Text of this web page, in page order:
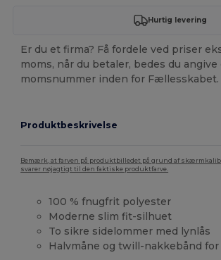
Hurtig levering
Er du et firma? Få fordele ved priser
moms, når du betaler, bedes du angive
momsnummer inden for Fællesskabet.
Produktbeskrivelse
Bemærk, at farven på produktbilledet på grund af
svarer nøjagtigt til den faktiske produktfarve.
100 % fnugfrit polyester
Moderne slim fit-silhuet
To sikre sidelommer med lynlås
Halvmåne og twill-nakkebånd